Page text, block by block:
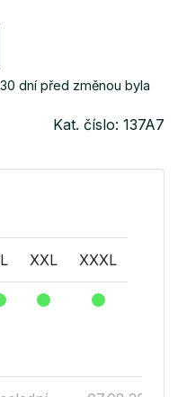
dní před změnou byla
Kat. číslo: 137A7
XXL XXXL